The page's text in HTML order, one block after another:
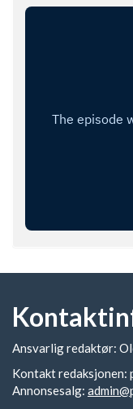
Ansvarlig redaktør:
Kontakt redaksjonen:
Annonsesalg: